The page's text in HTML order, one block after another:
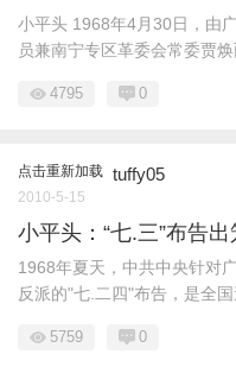
小平头 1968年4月30日，由
员兼南宁专区革委会常委贾焕
4795 0
点击重新加载 tuffy05
2010-5-15
小平头：“七.三”布告
1968年夏天，中共中央针对
反派的"七.二四"布告，是全国
5759 0